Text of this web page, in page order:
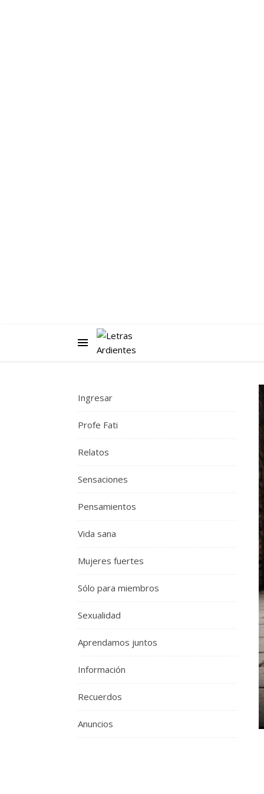
Ingresar
Profe Fati
Relatos
Sensaciones
Pensamientos
Vida sana
Mujeres fuertes
Sólo para miembros
Sexualidad
Aprendamos juntos
Información
Recuerdos
Anuncios